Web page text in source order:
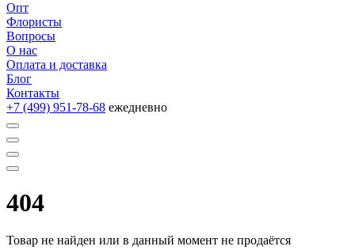
Опт
Флористы
Вопросы
О нас
Оплата и доставка
Блог
Контакты
+7 (499) 951-78-68 ежедневно
404
Товар не найден или в данный момент не продаётся